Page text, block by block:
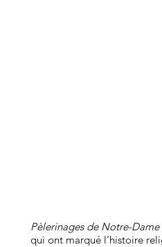
Pèlerinages de Notre-Dame
qui ont marqué l’histoire